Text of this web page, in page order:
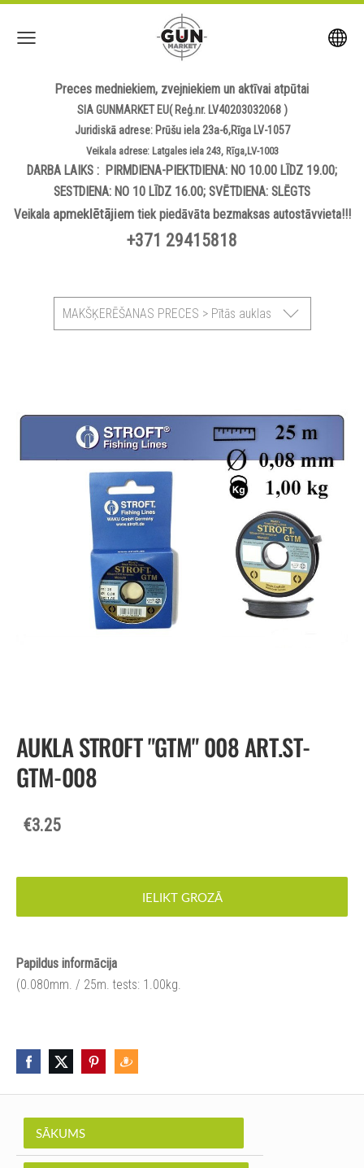
Preces medniekiem, zvejniekiem un aktīvai atpūtai
SIA GUNMARKET EU( Reģ.nr. LV40203032068 )
Juridiskā adrese: Prūšu iela 23a-6,Rīga LV-1057
Veikala adrese: Latgales iela 243, Rīga,LV-1003
DARBA LAIKS : PIRMDIENA-PIEKTDIENA: NO 10.00 LĪDZ 19.00;
SESTDIENA: NO 10 LĪDZ 16.00; SVĒTDIENA: SLĒGTS
Veikala apmeklētājiemtiek piedāvāta bezmaksas autostāvvieta!!!
+371 29415818
MAKŠĶERĒŠANAS PRECES > Pītās auklas
SĀKUMS
AUKLA STROFT "GTM" 008 ART.ST-
GTM-008
€3.25
IELIKT GROZĀ
Papildus informācija
(0.080mm. / 25m. tests: 1.00kg.